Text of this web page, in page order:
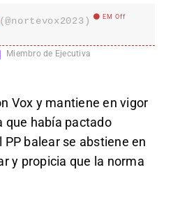
(@nortevox2023) EM Off
Miembro de Ejecutiva
Vox y mantiene en vigor
que había pactado
balear se abstiene en
y propicia que la norma